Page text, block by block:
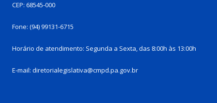
CEP: 68545-000
Fone: (94) 99131-6715
Horário de atendimento: Segunda a Sexta, das 8:00h às 13:00h
E-mail: diretorialegislativa@cmpd.pa.gov.br